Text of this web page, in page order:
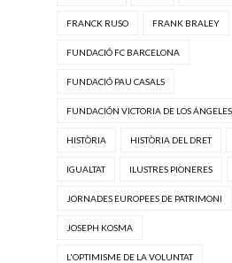
FRANCK RUSO FRANK BRALEY
FUNDACIÓ FC BARCELONA
FUNDACIÓ PAU CASALS
FUNDACIÓN VICTORIA DE LOS ÁNGELES
HISTÒRIA HISTÒRIA DEL DRET
IGUALTAT ILUSTRES PIONERES
JORNADES EUROPEES DE PATRIMONI
JOSEPH KOSMA
L'OPTIMISME DE LA VOLUNTAT